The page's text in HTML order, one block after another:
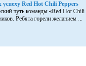
успеху Red Hot Chili Peppers
путь команды «Red Hot
Ребята горели желанием ...